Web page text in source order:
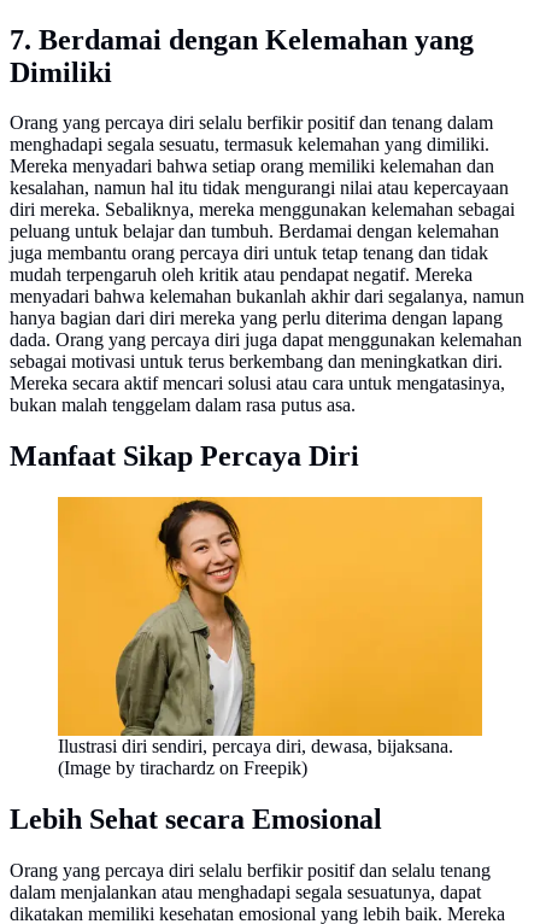
7. Berdamai dengan Kelemahan yang
Dimiliki
Orang yang percaya diri selalu berfikir positif dan tenang dalam
menghadapi segala sesuatu, termasuk kelemahan yang dimiliki.
Mereka menyadari bahwa setiap orang memiliki kelemahan dan
kesalahan, namun hal itu tidak mengurangi nilai atau kepercayaan
diri mereka. Sebaliknya, mereka menggunakan kelemahan sebagai
peluang untuk belajar dan tumbuh. Berdamai dengan kelemahan
juga membantu orang percaya diri untuk tetap tenang dan tidak
mudah terpengaruh oleh kritik atau pendapat negatif. Mereka
menyadari bahwa kelemahan bukanlah akhir dari segalanya, namun
hanya bagian dari diri mereka yang perlu diterima dengan lapang
dada. Orang yang percaya diri juga dapat menggunakan kelemahan
sebagai motivasi untuk terus berkembang dan meningkatkan diri.
Mereka secara aktif mencari solusi atau cara untuk mengatasinya,
bukan malah tenggelam dalam rasa putus asa.
Manfaat Sikap Percaya Diri
Ilustrasi diri sendiri, percaya diri, dewasa, bijaksana.
(Image by tirachardz on Freepik)
Lebih Sehat secara Emosional
Orang yang percaya diri selalu berfikir positif dan selalu tenang
dalam menjalankan atau menghadapi segala sesuatunya, dapat
dikatakan memiliki kesehatan emosional yang lebih baik. Mereka